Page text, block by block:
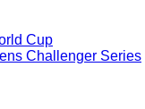
Cup
Challenger Series